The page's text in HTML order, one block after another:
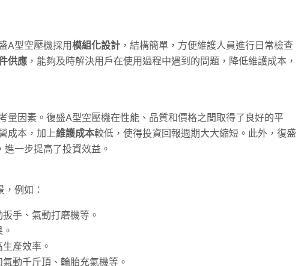
A型空壓機採用模組化設計 ，結構簡單，方便維護人員進行日常檢查
供應 ，能夠及時解決用戶在使用過程中遇到的問題，降低維護成本，
量因素。復盛A型空壓機在性能、品質和價格之間取得了良好的平
成本，加上維護成本較低，使得投資回報週期大大縮短。此外，復盛
一步提高了投資效益。
例如：
手、氣動打磨機等。
產效率。
動千斤頂、輪胎充氣機等。